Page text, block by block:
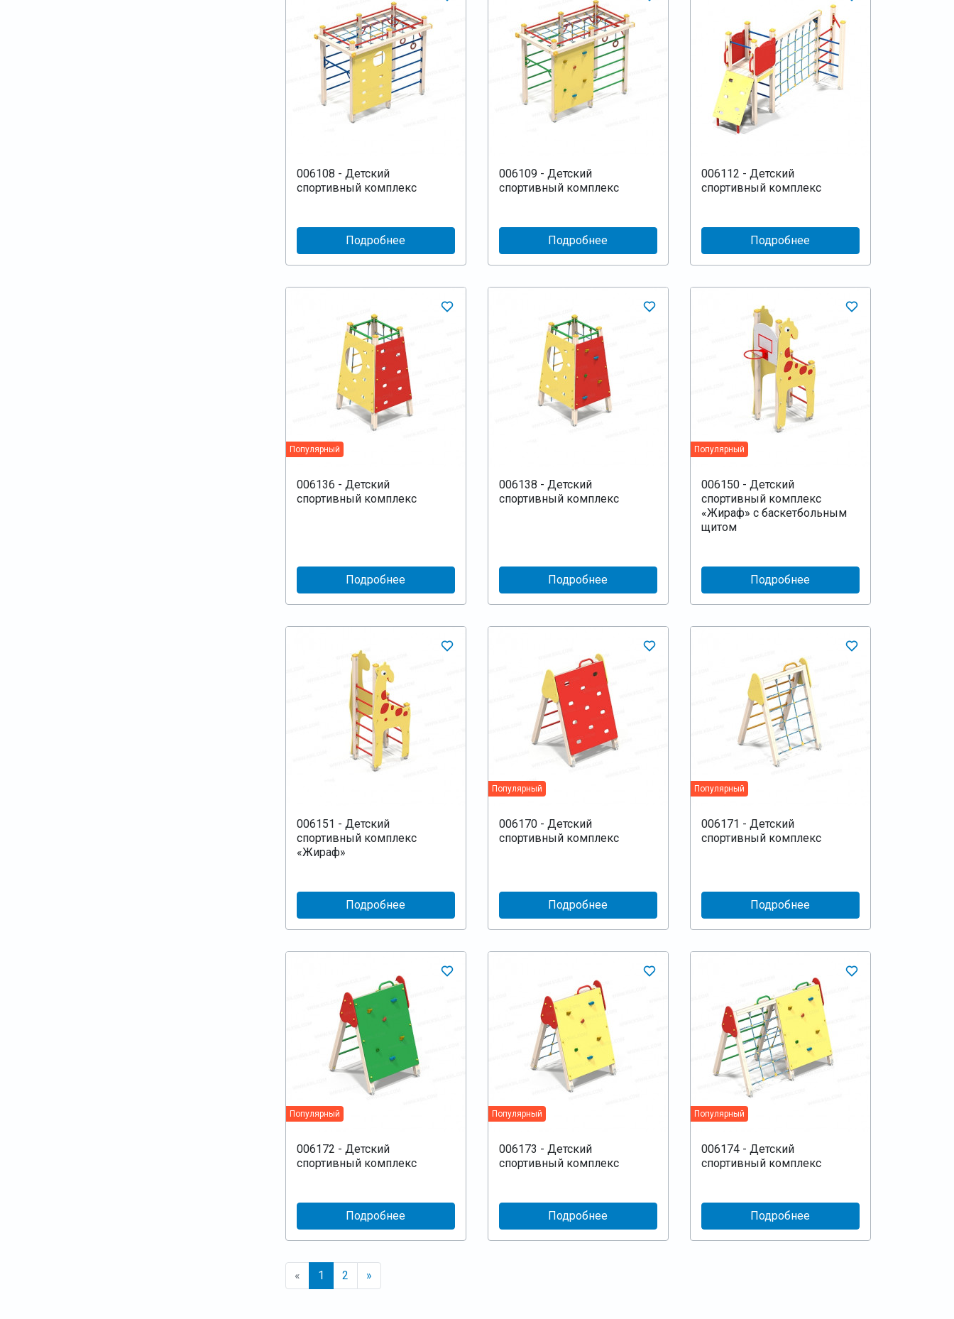
006108 - Детский
спортивный комплекс
Подробнее
006109 - Детский
спортивный комплекс
Подробнее
006112 - Детский
спортивный комплекс
Подробнее
Популярный
006136 - Детский
спортивный комплекс
Подробнее
006138 - Детский
спортивный комплекс
Подробнее
Популярный
006150 - Детский
спортивный комплекс
«Жираф» с баскетбольным
щитом
Подробнее
006151 - Детский
спортивный комплекс
«Жираф»
Подробнее
Популярный
006170 - Детский
спортивный комплекс
Подробнее
Популярный
006171 - Детский
спортивный комплекс
Подробнее
Популярный
006172 - Детский
спортивный комплекс
Подробнее
Популярный
006173 - Детский
спортивный комплекс
Подробнее
Популярный
006174 - Детский
спортивный комплекс
Подробнее
« 1 2 »